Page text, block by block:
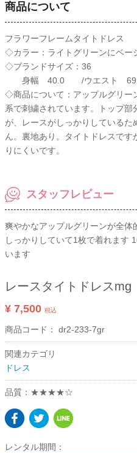
商品について
フラワーフレームタイトドレス
◇カラー：ライトグリーンにベー
◇ブランドサイズ：36
身幅 40.0 /ウエスト
◇商品について：アップルグリー
系で刺繍されています。トップ
が、レースがしっかりしている
ん。裏地あり。タイトドレスで
りにくいです。
スタッフレビュー
爽やかなアップルグリーンが全体
しっかりしていて1枚で着れます
います
レースタイトドレスmg
¥ 7,500 税込
商品コード： dr2-233-7gr
関連カテゴリ
ドレス
品質：★★★★☆
レンタル期間：